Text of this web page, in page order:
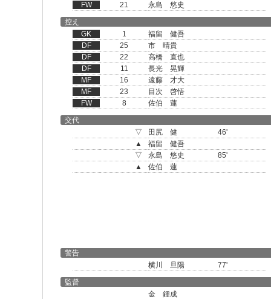
FW
21
永島 悠史
控え
GK
1
福留 健吾
DF
25
市 晴貴
DF
22
高橋 直也
DF
11
長光 晃輝
MF
16
遠藤 才大
MF
23
目次 啓悟
FW
8
佐伯 蓮
交代
▽
田尻 健
46'
▲
福留 健吾
▽
永島 悠史
85'
▲
佐伯 蓮
警告
横川 旦陽
77'
監督
金 鍾成